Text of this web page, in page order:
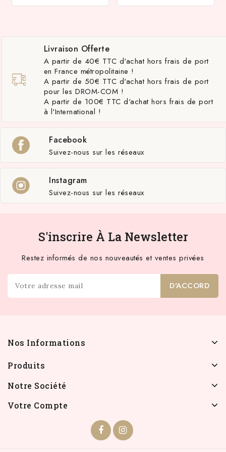
Livraison Offerte
A partir de 40€ TTC d'achat hors frais de port
en France métropolitaine !
A partir de 50€ TTC d'achat hors frais de port
pour les DROM-COM !
A partir de 100€ TTC d'achat hors frais de port
à l'International !
Facebook
Suivez-nous sur les réseaux
Instagram
Suivez-nous sur les réseaux
S'inscrire À La Newsletter
Restez informés de nos nouveautés et ventes privées
Nos Informations
Produits
Notre Société
Votre Compte